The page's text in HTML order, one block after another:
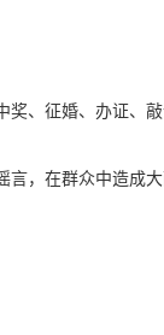
、征婚、办证、敲
言，在群众中造